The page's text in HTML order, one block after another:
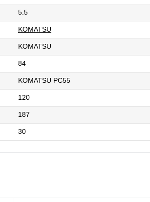
5.5
KOMATSU
KOMATSU
84
KOMATSU PC55
120
187
30